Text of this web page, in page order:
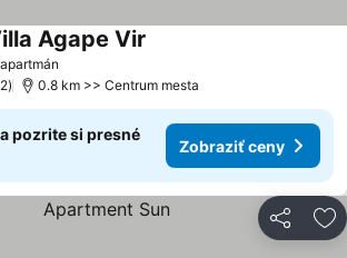
Agape Vir
0.8 km >> Centrum mesta
pozrite si presné
Zobraziť ceny
Zdieľať